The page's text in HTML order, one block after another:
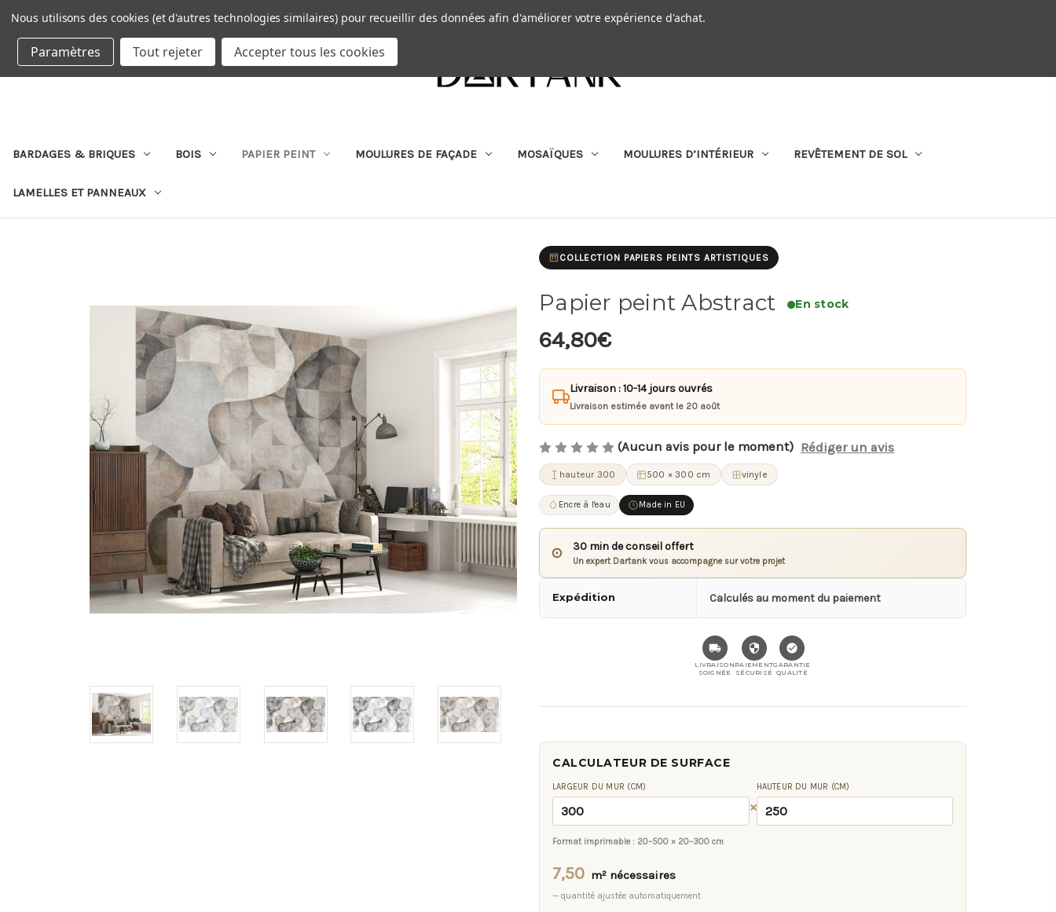
DEVISE : EUR
| RECHERCHER QUI SOMMES-NOUS
BARDAGES & BRIQUES BOIS PAPIER PEINT MOULURES DE FAÇADE MOSAÏQUES MOULURES D’INTÉRIEUR REVÊTEMENT DE SOL
LAMELLES ET PANNEAUX
COLLECTION PAPIERS PEINTS ARTISTIQUES
Papier peint Abstract En stock
64,80€
Livraison : 10-14 jours ouvrés
Livraison estimée avant le 20 août
(Aucun avis pour le moment) Rédiger un avis
hauteur 300 500 × 300 cm vinyle
Encre à l'eau Made in EU
⊙ 30 min de conseil offert
Un expert Dartank vous accompagne sur votre projet
Expédition Calculés au moment du paiement
LIVRAISON
SOIGNÉE
PAIEMENT
SÉCURISÉ
GARANTIE
QUALITÉ
CALCULATEUR DE SURFACE
LARGEUR DU MUR (CM)
×
HAUTEUR DU MUR (CM)
Format imprimable : 20–500 × 20–300 cm
7,50 m² nécessaires
— quantité ajustée automatiquement
Nous utilisons des cookies (et d'autres technologies similaires) pour recueillir des données afin d'améliorer votre expérience d'achat.
Paramètres Tout rejeter Accepter tous les cookies